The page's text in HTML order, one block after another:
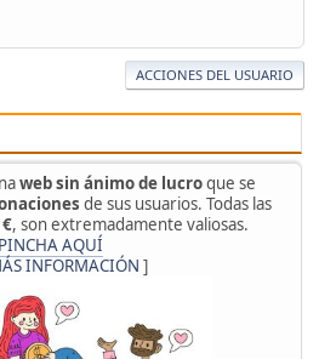
web sin ánimo de lucroque se
de sus usuarios. Todas las
, son extremadamente valiosas.
PINCHA AQUÍ
INFORMACIÓN ]
ACCIONES DEL USUARIO